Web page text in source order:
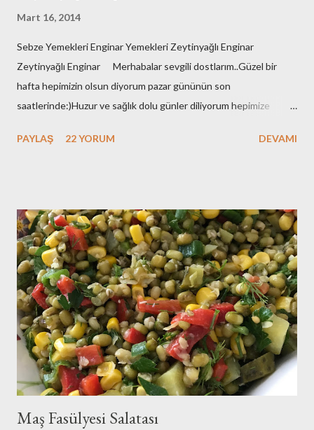
Mart 16, 2014
Sebze Yemekleri Enginar Yemekleri Zeytinyağlı Enginar
Zeytinyağlı Enginar Merhabalar sevgili dostlarım..Güzel bir
hafta hepimizin olsun diyorum pazar gününün son
saatlerinde:)Huzur ve sağlık dolu günler diliyorum hepimize
gibi..Git gide kutuplaşıyoruz..Bu bir sınav..Sonucunda kazananın
belasız atlatalım şu seçim sürecini..Olur mu:) Eveet
huzurunuza her daim bayılarak yediğim zeytinyağlı enginar
tarifimle geldim:)Benim enginarlarım geçen sene dondurucuya
attığım enginarlar..Ama tazeleri çıktı ben stoklarımı eritmek için
elimdekileri kullandım..Siz tazeleriyle yapın derim:)Hadi o zaman
tarifimize geçelim biz.. Malzemeler: 8 tane enginar ç...
PAYLAŞ 22 YORUM DEVAMI
Maş Fasülyesi Salatası